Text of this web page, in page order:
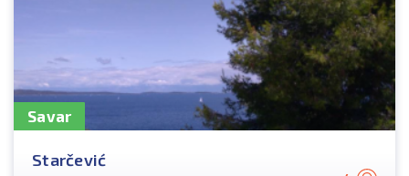
Savar
Starčević